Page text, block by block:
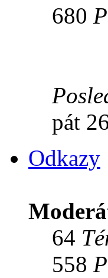
680
pát
Odkazy
64
558